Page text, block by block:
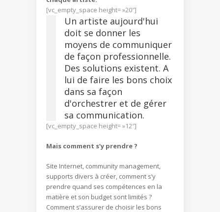
[vc_empty_space height= »20″]
Un artiste aujourd'hui
doit se donner les
moyens de communiquer
de façon professionnelle.
Des solutions existent. A
lui de faire les bons choix
dans sa façon
d'orchestrer et de gérer
sa communication.
[vc_empty_space height= »12″]
Mais comment s’y prendre ?
Site Internet, community management,
supports divers à créer, comment s’y
prendre quand ses compétences en la
matière et son budget sont limités ?
Comment s’assurer de choisir les bons